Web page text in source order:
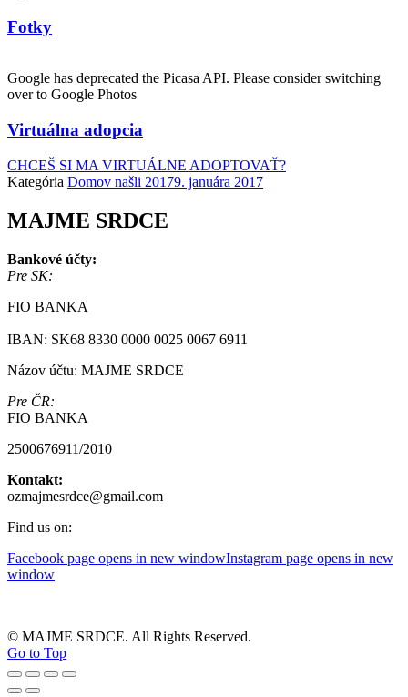
Fotky
Google has deprecated the Picasa API. Please consider switching
over to Google Photos
Virtuálna adopcia
CHCEŠ SI MA VIRTUÁLNE ADOPTOVAŤ?
Kategória Domov našli 20179. januára 2017
MAJME SRDCE
Bankové účty:
Pre SK:
FIO BANKA
IBAN: SK68 8330 0000 0025 0067 6911
Názov účtu: MAJME SRDCE
Pre ČR:
FIO BANKA
2500676911/2010
Kontakt:
ozmajmesrdce@gmail.com
Find us on:
Facebook page opens in new windowInstagram page opens in new
window
© MAJME SRDCE. All Rights Reserved.
Go to Top